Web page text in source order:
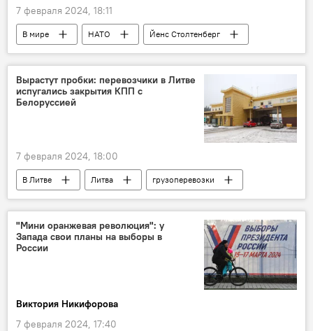
7 февраля 2024, 18:11
В мире НАТО Йенс Столтенберг
Вырастут пробки: перевозчики в Литве
испугались закрытия КПП с
Белоруссией
7 февраля 2024, 18:00
В Литве Литва
грузоперевозки
Белоруссия
государственная граница
граница
Linava
"Мини оранжевая революция": у
Запада свои планы на выборы в
России
Виктория Никифорова
7 февраля 2024, 17:40